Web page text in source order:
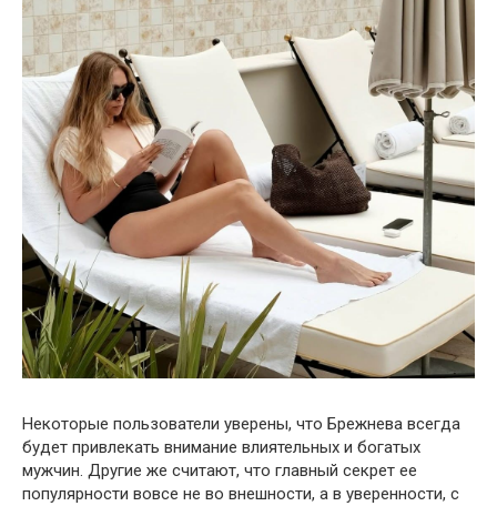
Некоторые пользователи уверены, что Брежнева всегда
будет привлекать внимание влиятельных и богатых
мужчин. Другие же считают, что главный секрет ее
популярности вовсе не во внешности, а в уверенности, с